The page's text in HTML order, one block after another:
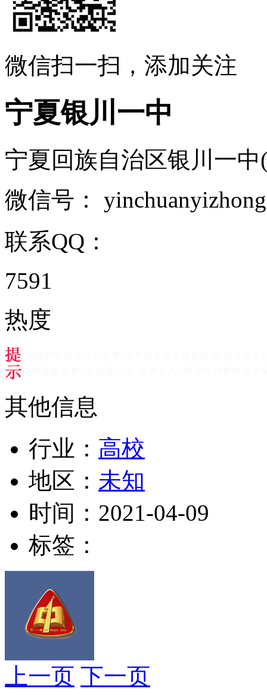
微信扫一扫，添加关注
宁夏银川一中
宁夏回族自治区银川一
微信号：
联系QQ：
7591
热度
其他信息
行业： 高校
地区： 未知
时间： 2021-04-09
标签：
上一页 下一页